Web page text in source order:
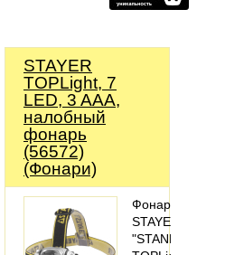
STAYER
TOPLight, 7
LED, 3 AAA,
налобный
фонарь
(56572)
(Фонари)
Фонарь
STAYER
"STANDARD"